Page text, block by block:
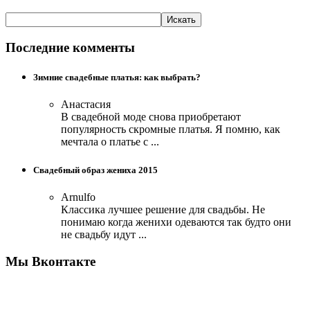
Последние комменты
Зимние свадебные платья: как выбрать?
Анастасия
В свадебной моде снова приобретают
популярность скромные платья. Я помню, как
мечтала о платье с ...
Свадебный образ жениха 2015
Arnulfo
Классика лучшее решение для свадьбы. Не
понимаю когда женихи одеваются так будто они
не свадьбу идут ...
Мы Вконтакте